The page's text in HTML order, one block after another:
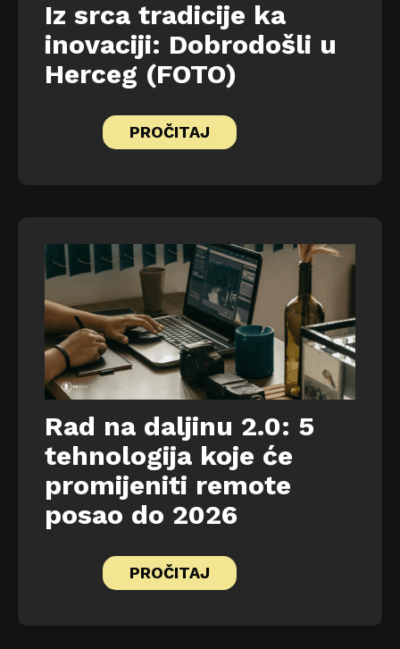
Iz srca tradicije ka
inovaciji: Dobrodošli u
Herceg (FOTO)
PROČITAJ
Rad na daljinu 2.0: 5
tehnologija koje će
promijeniti remote
posao do 2026
PROČITAJ